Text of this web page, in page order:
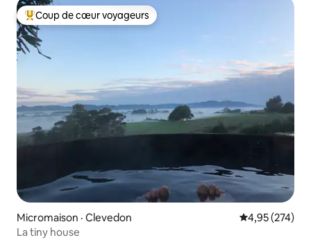
Coup de cœur voyageurs parmi les plus aimés
Coup de cœur voyageurs
Micromaison · Clevedon Note
4,95 (274)
La tiny house